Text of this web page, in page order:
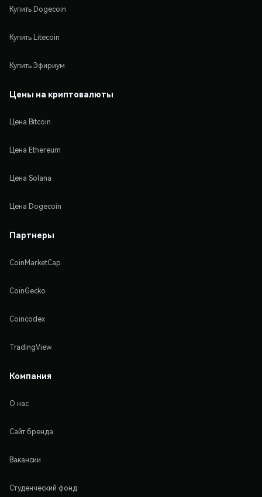
Купить Dogecoin
Купить Litecoin
Купить Эфириум
Цены на криптовалюты
Цена Bitcoin
Цена Ethereum
Цена Solana
Цена Dogecoin
Партнеры
CoinMarketCap
CoinGecko
Coincodex
TradingView
Компания
О нас
Сайт бренда
Вакансии
Студенческий фонд